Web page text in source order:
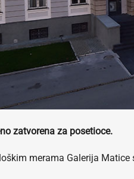
zatvorena za posetioce.
merama Galerija